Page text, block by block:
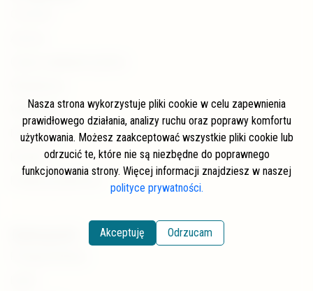
Wspierający
Newsletter
Kontakt
Polityka prywatności
Nasza strona wykorzystuje pliki cookie w celu zapewnienia
prawidłowego działania, analizy ruchu oraz poprawy komfortu
użytkowania. Możesz zaakceptować wszystkie pliki cookie lub
odrzucić te, które nie są niezbędne do poprawnego
funkcjonowania strony. Więcej informacji znajdziesz w naszej
polityce prywatności.
Akceptuję Odrzucam